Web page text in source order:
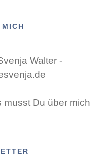
MICH
musst Du über mich